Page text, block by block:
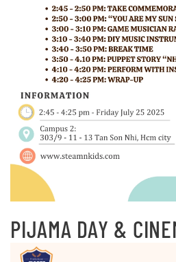
PIJAMA DAY &